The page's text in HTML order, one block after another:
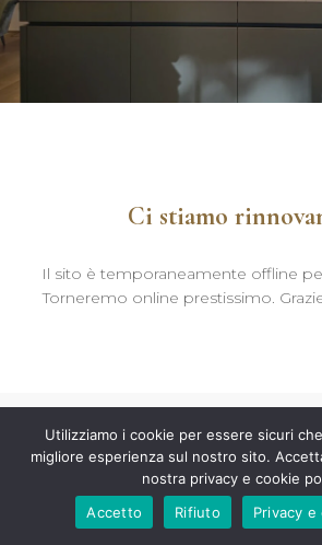
Ci stiamo
Il sito è temporaneamente offline
Torneremo online prestissimo.
Utilizziamo i cookie per essere sicuri
migliore esperienza sul nostro sito.
nostra privacy e cookie
Accetto
Rifiuto Privacy